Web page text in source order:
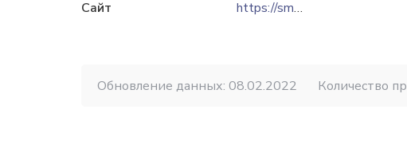
Сайт https://smc.co.ua
Обновление данных: 08.02.2022 Количество